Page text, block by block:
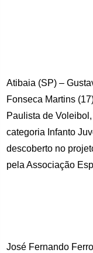
Atibaia (SP) –
Fonseca Martins
Paulista de Voleibol,
categoria Infanto
descoberto no
pela Associação
José Fernando